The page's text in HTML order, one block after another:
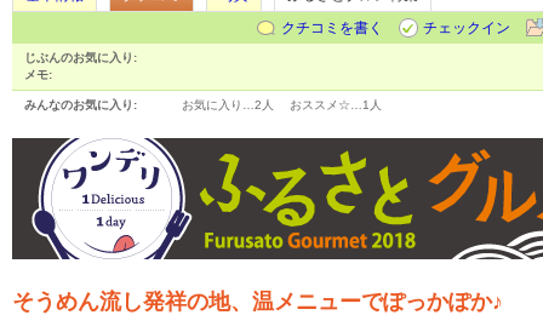
クチコミを書く
チェックイン
じぶんのお気に入り:
メモ:
みんなのお気に入り: お気に入り… 2人 おススメ☆… 1人
そうめん流し発祥の地、温メニューでぽっかぽか♪